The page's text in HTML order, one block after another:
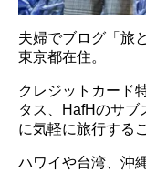
夫婦でブログ「旅
東京都在住。
クレジットカード
タス、HafHのサブ
に気軽に旅行する
ハワイや台湾、沖